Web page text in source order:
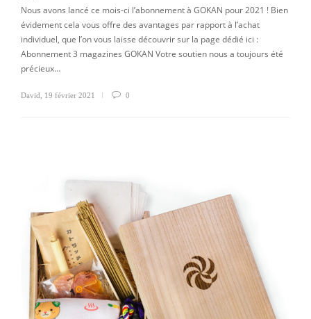
Nous avons lancé ce mois-ci l’abonnement à GOKAN pour 2021 ! Bien
évidement cela vous offre des avantages par rapport à l’achat
individuel, que l’on vous laisse découvrir sur la page dédié ici :
Abonnement 3 magazines GOKAN Votre soutien nous a toujours été
précieux…
David 19 février 2021 0